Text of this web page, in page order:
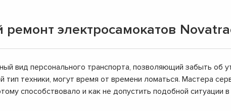
электросамокатов
вид персонального транспорта, позволяющий забыть об
техники, могут время от времени ломаться. Мастера
способствовало и как не допустить подобной ситуации